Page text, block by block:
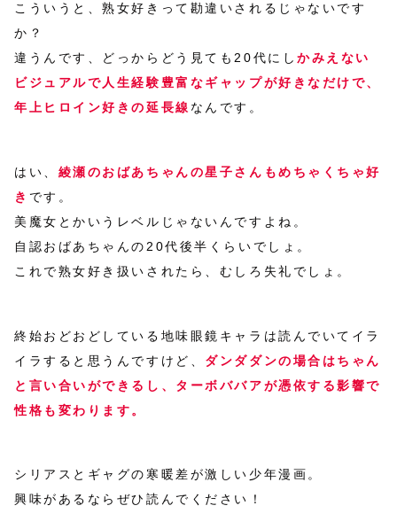
こういうと、熟女好きって勘違いされるじゃないです
か？
違うんです、どっからどう見ても20代にしかみえない
ビジュアルで人生経験豊富なギャップが好きなだけで、
年上ヒロイン好きの延長線 なんです。
はい、 綾瀬のおばあちゃんの星子さんもめちゃくちゃ好
き です。
美魔女とかいうレベルじゃないんですよね。
自認おばあちゃんの20代後半くらいでしょ。
これで熟女好き扱いされたら、むしろ失礼でしょ。
終始おどおどしている地味眼鏡キャラは読んでいてイラ
イラすると思うんですけど、 ダンダダンの場合はちゃん
と言い合いができるし、ターボババアが憑依する影響で
性格も変わります。
シリアスとギャグの寒暖差が激しい少年漫画。
興味があるならぜひ読んでください！